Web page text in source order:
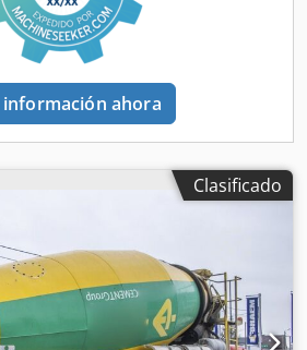
información ahora
Clasificado